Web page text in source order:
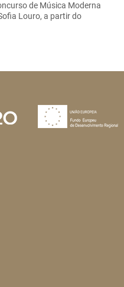
de Música Moderna
Louro, a partir do